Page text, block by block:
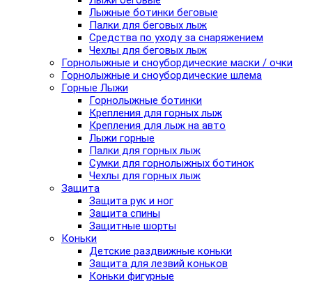
Лыжные ботинки беговые
Палки для беговых лыж
Средства по уходу за снаряжением
Чехлы для беговых лыж
Горнолыжные и сноубордические маски / очки
Горнолыжные и сноубордические шлема
Горные Лыжи
Горнолыжные ботинки
Крепления для горных лыж
Крепления для лыж на авто
Лыжи горные
Палки для горных лыж
Сумки для горнолыжных ботинок
Чехлы для горных лыж
Защита
Защита рук и ног
Защита спины
Защитные шорты
Коньки
Детские раздвижные коньки
Защита для лезвий коньков
Коньки фигурные